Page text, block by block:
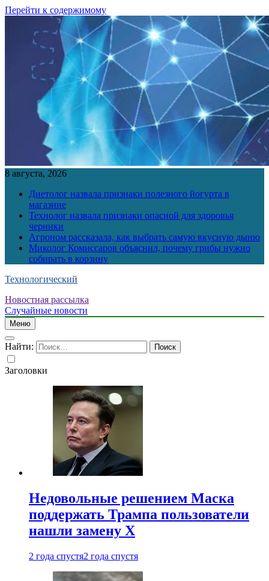
Перейти к содержимому
8 августа, 2026
Диетолог назвала признаки полезного йогурта в
магазине
Технолог назвала признаки опасной для здоровья
черники
Агроном рассказала, как выбрать самую вкусную дыню
Миколог Комиссаров объяснил, почему грибы нужно
собирать в корзину
Технологический
Новостная рассылка
Случайные новости
Меню
Найти:
Заголовки
Недовольные решением Маска
поддержать Трампа пользователи
нашли замену X
2 года спустя2 года спустя